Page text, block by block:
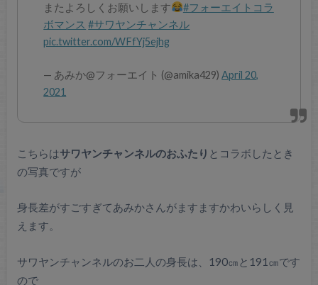
またよろしくお願いします
#フォーエイトコラ
ボマンス #サワヤンチャンネル
pic.twitter.com/WFfYj5ejhg
— あみか@フォーエイト (@amika429)April 20,
2021
こちらはサワヤンチャンネルのおふたり とコラボしたとき
の写真ですが
身長差がすごすぎてあみかさんがますますかわいらしく見
えます。
サワヤンチャンネルのお二人の身長は、190㎝と191㎝です
ので